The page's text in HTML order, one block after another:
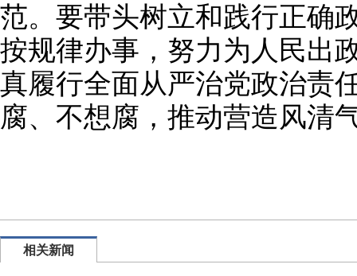
范。要带头树立和践行正确
按规律办事，努力为人民出
真履行全面从严治党政治责
腐、不想腐，推动营造风清
相关新闻